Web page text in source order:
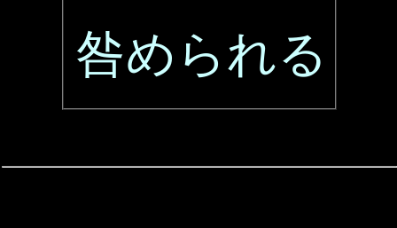
咎められる